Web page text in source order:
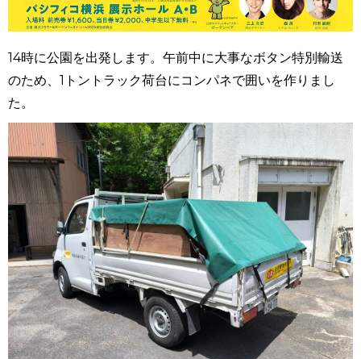
14時に公園を出発します。午前中に大事なボタン特別輸送
のため、1トントラック荷台にコンパネで囲いを作りまし
た。